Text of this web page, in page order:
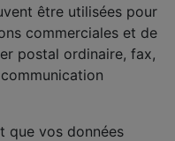
être utilisées pour
commerciales et de
postal ordinaire, fax,
que vos données